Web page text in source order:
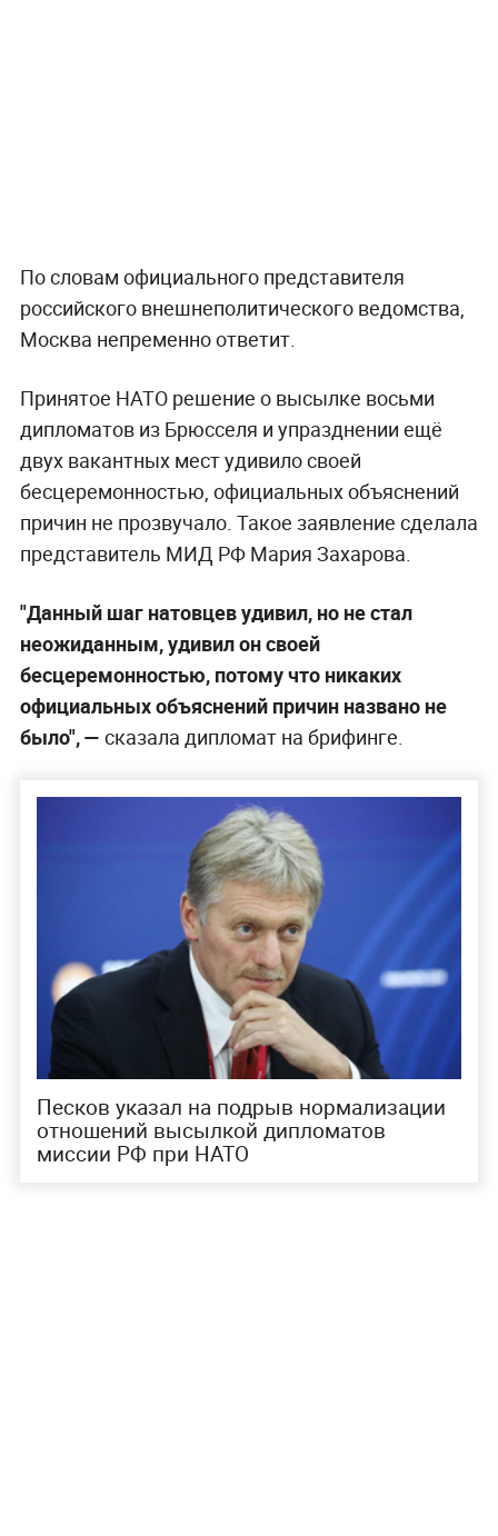
По словам официального представителя
российского внешнеполитического ведомства,
Москва непременно ответит.
Принятое НАТО решение о высылке восьми
дипломатов из Брюсселя и упразднении ещё
двух вакантных мест удивило своей
бесцеремонностью, официальных объяснений
причин не прозвучало. Такое заявление сделала
представитель МИД РФ Мария Захарова.
"Данный шаг натовцев удивил, но не стал
неожиданным, удивил он своей
бесцеремонностью, потому что никаких
официальных объяснений причин названо не
было", — сказала дипломат на брифинге.
Песков указал на подрыв нормализации
отношений высылкой дипломатов
миссии РФ при НАТО